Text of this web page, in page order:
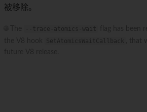
被移除。